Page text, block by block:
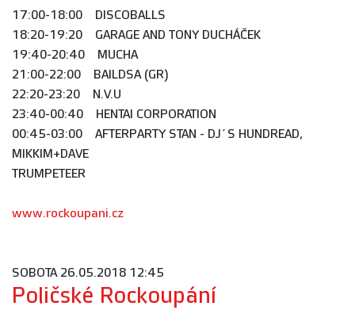
17:00-18:00 DISCOBALLS
18:20-19:20 GARAGE AND TONY DUCHÁČEK
19:40-20:40 MUCHA
21:00-22:00 BAILDSA (GR)
22:20-23:20 N.V.U
23:40-00:40 HENTAI CORPORATION
00:45-03:00 AFTERPARTY STAN - DJ´S HUNDREAD,
MIKKIM+DAVE
TRUMPETEER
www.rockoupani.cz
SOBOTA 26.05.2018 12:45
Poličské Rockoupání